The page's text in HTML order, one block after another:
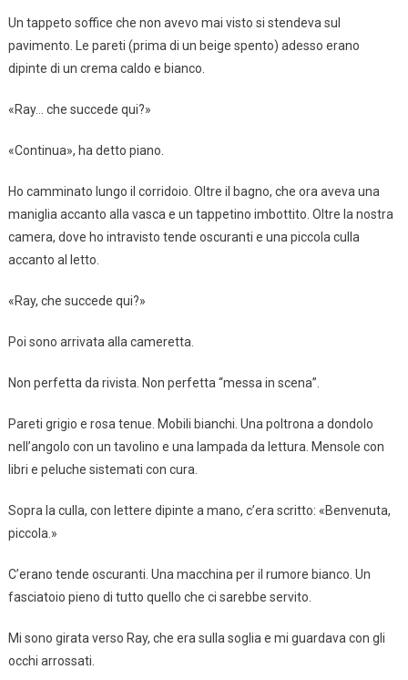
Un tappeto soffice che non avevo mai visto si stendeva sul
pavimento. Le pareti (prima di un beige spento) adesso erano
dipinte di un crema caldo e bianco.
«Ray… che succede qui?»
«Continua», ha detto piano.
Ho camminato lungo il corridoio. Oltre il bagno, che ora aveva una
maniglia accanto alla vasca e un tappetino imbottito. Oltre la nostra
camera, dove ho intravisto tende oscuranti e una piccola culla
accanto al letto.
«Ray, che succede qui?»
Poi sono arrivata alla cameretta.
Non perfetta da rivista. Non perfetta “messa in scena”.
Pareti grigio e rosa tenue. Mobili bianchi. Una poltrona a dondolo
nell’angolo con un tavolino e una lampada da lettura. Mensole con
libri e peluche sistemati con cura.
Sopra la culla, con lettere dipinte a mano, c’era scritto: «Benvenuta,
piccola.»
C’erano tende oscuranti. Una macchina per il rumore bianco. Un
fasciatoio pieno di tutto quello che ci sarebbe servito.
Mi sono girata verso Ray, che era sulla soglia e mi guardava con gli
occhi arrossati.